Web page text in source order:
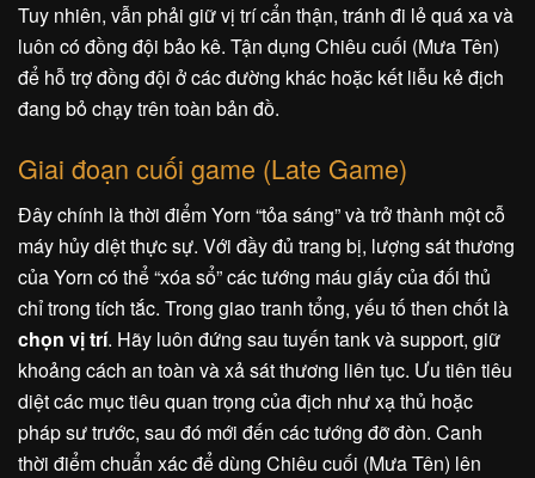
Tuy nhiên, vẫn phải giữ vị trí cẩn thận, tránh đi lẻ quá xa và
luôn có đồng đội bảo kê. Tận dụng Chiêu cuối (Mưa Tên)
để hỗ trợ đồng đội ở các đường khác hoặc kết liễu kẻ địch
đang bỏ chạy trên toàn bản đồ.
Giai đoạn cuối game (Late Game)
Đây chính là thời điểm Yorn “tỏa sáng” và trở thành một cỗ
máy hủy diệt thực sự. Với đầy đủ trang bị, lượng sát thương
của Yorn có thể “xóa sổ” các tướng máu giấy của đối thủ
chỉ trong tích tắc. Trong giao tranh tổng, yếu tố then chốt là
chọn vị trí. Hãy luôn đứng sau tuyến tank và support, giữ
khoảng cách an toàn và xả sát thương liên tục. Ưu tiên tiêu
diệt các mục tiêu quan trọng của địch như xạ thủ hoặc
pháp sư trước, sau đó mới đến các tướng đỡ đòn. Canh
thời điểm chuẩn xác để dùng Chiêu cuối (Mưa Tên) lên